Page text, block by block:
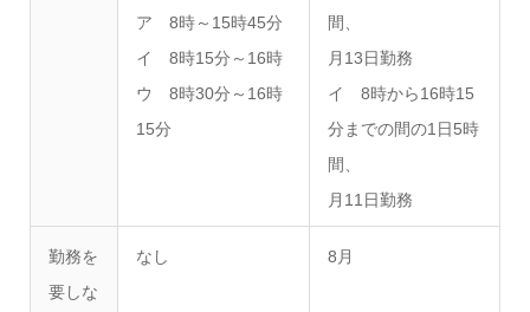
ア 8時～15時45分
イ 8時15分～16時
ウ 8時30分～16時
15分
間、
月13日勤務
イ 8時から16時15
分までの間の1日5時
間、
月11日勤務
勤務を
要しな
なし 8月